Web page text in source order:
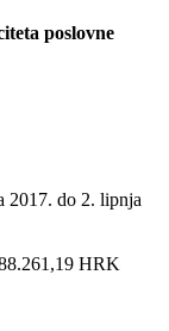
poslovne
2017. do 2. lipnja
HRK